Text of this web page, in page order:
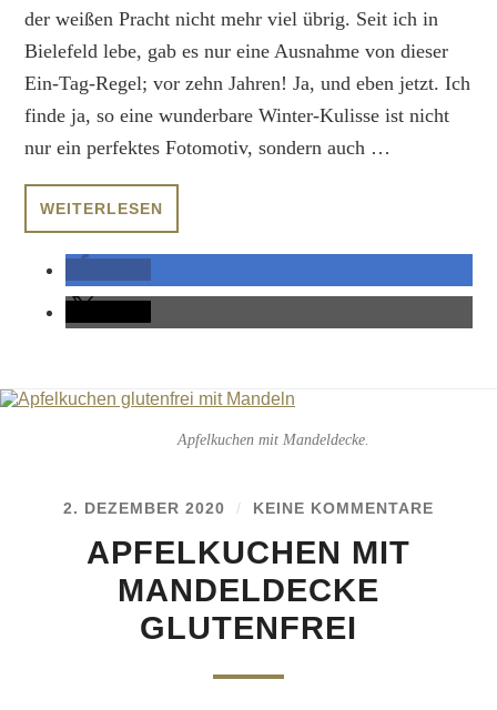
der weißen Pracht nicht mehr viel übrig. Seit ich in
Bielefeld lebe, gab es nur eine Ausnahme von dieser
Ein-Tag-Regel; vor zehn Jahren! Ja, und eben jetzt. Ich
finde ja, so eine wunderbare Winter-Kulisse ist nicht
nur ein perfektes Fotomotiv, sondern auch …
WEITERLESEN
Apfelkuchen mit Mandeldecke.
2. DEZEMBER 2020 / KEINE KOMMENTARE
APFELKUCHEN MIT
MANDELDECKE
GLUTENFREI